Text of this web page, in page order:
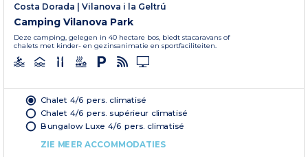
Costa Dorada
Vilanova i la Geltrú
Camping Vilanova Park
Deze camping, gelegen in 40 hectare bos, biedt stacaravans of
chalets met kinder- en gezinsanimatie en sportfaciliteiten.
Chalet 4/6 pers. climatisé
Chalet 4/6 pers. supérieur climatisé
Bungalow Luxe 4/6 pers. climatisé
ZIE MEER ACCOMMODATIES